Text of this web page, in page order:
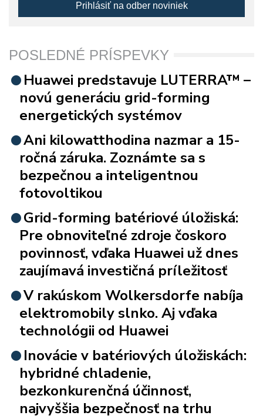
Prihlásiť na odber noviniek
POSLEDNÉ PRÍSPEVKY
Huawei predstavuje LUTERRA™ –
novú generáciu grid-forming
energetických systémov
Ani kilowatthodina nazmar a 15-
ročná záruka. Zoznámte sa s
bezpečnou a inteligentnou
fotovoltikou
Grid-forming batériové úložiská:
Pre obnoviteľné zdroje čoskoro
povinnosť, vďaka Huawei už dnes
zaujímavá investičná príležitosť
V rakúskom Wolkersdorfe nabíja
elektromobily slnko. Aj vďaka
technológii od Huawei
Inovácie v batériových úložiskách:
hybridné chladenie,
bezkonkurenčná účinnosť,
najvyššia bezpečnosť na trhu